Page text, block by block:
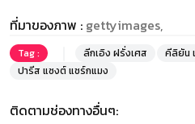
ที่มาของภาพ : gettyimages,
Tag : ลีกเอิง ฝรั่งเศส คีลิยัน
ปารีส แซงต์ แชร์กแมง
ติดตามช่องทางอื่นๆ: